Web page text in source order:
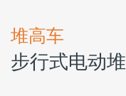
堆高车
步行式电动